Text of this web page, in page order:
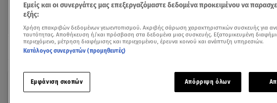
Ακούστε το άρθρο1:24λεπτά
Με μια ματιά-by STAR AI
Εμείς και οι συνεργάτες μας επεξεργαζόμαστε δεδομένα προκειμένου να
εξής:
Χρήση επακριβών δεδομένων γεωεντοπισμού. Ακριβής σάρωση χαρακτηριστικών συσκευής για
ταυτότητας. Αποθήκευση ή/και πρόσβαση στα δεδομένα μιας συσκευής. Εξατομικευμένη
περιεχόμενο, μέτρηση διαφήμισης και περιεχομένου, έρευνα κοινού και ανάπτυξη υπηρεσιών.
Κατάλογος συνεργατών (προμηθευτές)
Εμφάνιση σκοπών Απόρριψη όλων